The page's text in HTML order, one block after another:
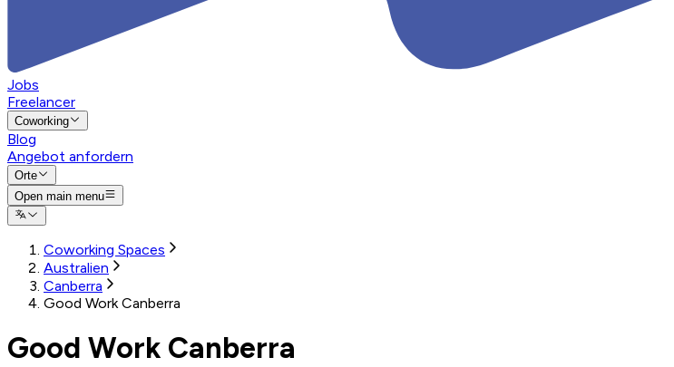
Jobs
Freelancer
Coworking
Blog
Angebot anfordern
Orte
Open main menu
Coworking Spaces
Australien
Canberra
Good Work Canberra
Good Work Canberra